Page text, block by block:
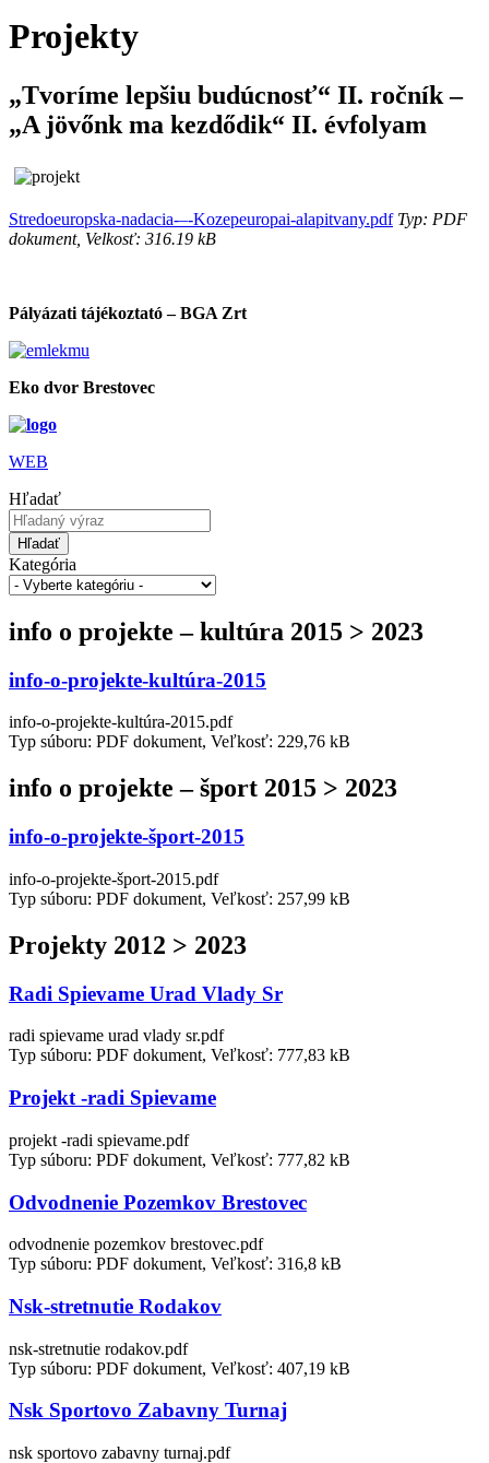
Projekty
„Tvoríme lepšiu budúcnosť“ II. ročník –
„A jövőnk ma kezdődik“ II. évfolyam
Stredoeuropska-nadacia-–-Kozepeuropai-alapitvany.pdfTyp: PDF
dokument, Velkosť: 316.19 kB
Pályázati tájékoztató – BGA Zrt
Eko dvor Brestovec
WEB
Hľadať
Hľadať
Kategória
info o projekte – kultúra 2015 > 2023
info-o-projekte-kultúra-2015
info-o-projekte-kultúra-2015.pdf
Typ súboru: PDF dokument, Veľkosť: 229,76 kB
info o projekte – šport 2015 > 2023
info-o-projekte-šport-2015
info-o-projekte-šport-2015.pdf
Typ súboru: PDF dokument, Veľkosť: 257,99 kB
Projekty 2012 > 2023
Radi Spievame Urad Vlady Sr
radi spievame urad vlady sr.pdf
Typ súboru: PDF dokument, Veľkosť: 777,83 kB
Projekt -radi Spievame
projekt -radi spievame.pdf
Typ súboru: PDF dokument, Veľkosť: 777,82 kB
Odvodnenie Pozemkov Brestovec
odvodnenie pozemkov brestovec.pdf
Typ súboru: PDF dokument, Veľkosť: 316,8 kB
Nsk-stretnutie Rodakov
nsk-stretnutie rodakov.pdf
Typ súboru: PDF dokument, Veľkosť: 407,19 kB
Nsk Sportovo Zabavny Turnaj
nsk sportovo zabavny turnaj.pdf